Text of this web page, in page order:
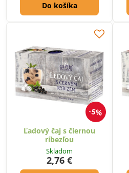
Do košíka
5%
Ľadový čaj s čiernou
ríbezľou
Skladom
2,76 €